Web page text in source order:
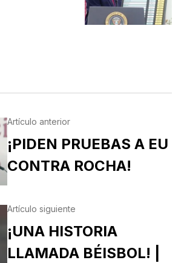
Artículo anterior
¡PIDEN PRUEBAS A EU
CONTRA ROCHA!
Artículo siguiente
¡UNA HISTORIA
LLAMADA BÉISBOL! |